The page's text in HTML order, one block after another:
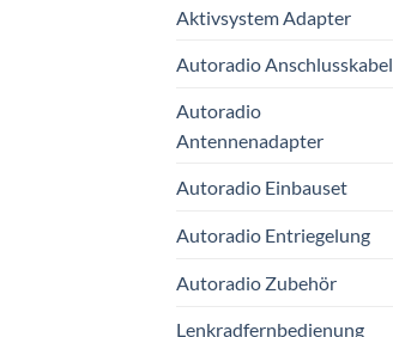
Aktivsystem Adapter
Autoradio Anschlusskabel
Autoradio
Antennenadapter
Autoradio Einbauset
Autoradio Entriegelung
Autoradio Zubehör
Lenkradfernbedienung